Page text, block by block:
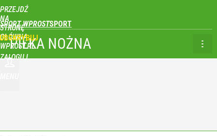
PRZEJDŹ
NA
STRONĘ
GŁÓWNĄ
WPROST.PL
SPORT WPROST
ZALOGUJ
PIŁKA NOŻNA